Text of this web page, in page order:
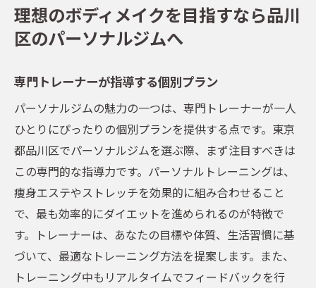
理想の体型に近づくためのモチベーション
維持法
パーソナルジムで短期間ダイエットを成功させ
る秘訣
短期間で結果を出すためのトレーニング法
食事管理とトレーニングのバランス
ダイエット成功者の実例から学ぶヒント
モニタリングで進捗を常時確認
パートナーとなるトレーナーの選び方
ストレスを軽減する方法
品川区で実現する効率的なパーソナルトレーニ
理想のボディメイクを目指すなら品川
区のパーソナルジムへ
専門トレーナーが指導する個別プラン
パーソナルジムの魅力の一つは、専門トレーナーが一人
ひとりにぴったりの個別プランを提供する点です。東京
都品川区でパーソナルジムを選ぶ際、まず注目すべきは
この専門的な指導力です。パーソナルトレーニングは、
痩身エステやストレッチを効果的に組み合わせること
で、最も効率的にダイエットを進められるのが特徴で
す。トレーナーは、あなたの目標や体質、生活習慣に基
づいて、最適なトレーニング方法を提案します。また、
トレーニング中もリアルタイムでフィードバックを行